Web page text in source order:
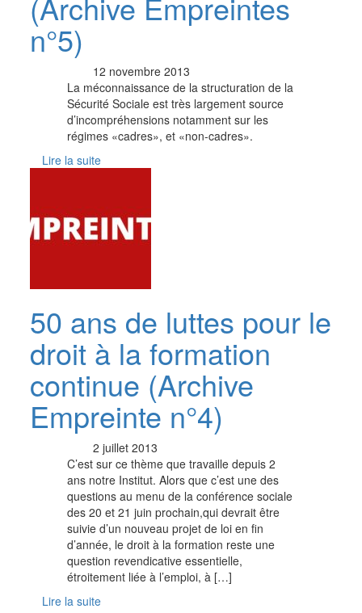
n°5)
12 novembre 2013
La méconnaissance de la structuration de la
Sécurité Sociale est très largement source
d’incompréhensions notamment sur les
régimes «cadres», et «non-cadres».
Lire la suite
50 ans de luttes pour le
droit à la formation
continue (Archive
Empreinte n°4)
2 juillet 2013
C’est sur ce thème que travaille depuis 2
ans notre Institut. Alors que c’est une des
questions au menu de la conférence sociale
des 20 et 21 juin prochain,qui devrait être
suivie d’un nouveau projet de loi en fin
d’année, le droit à la formation reste une
question revendicative essentielle,
étroitement liée à l’emploi, à […]
Lire la suite